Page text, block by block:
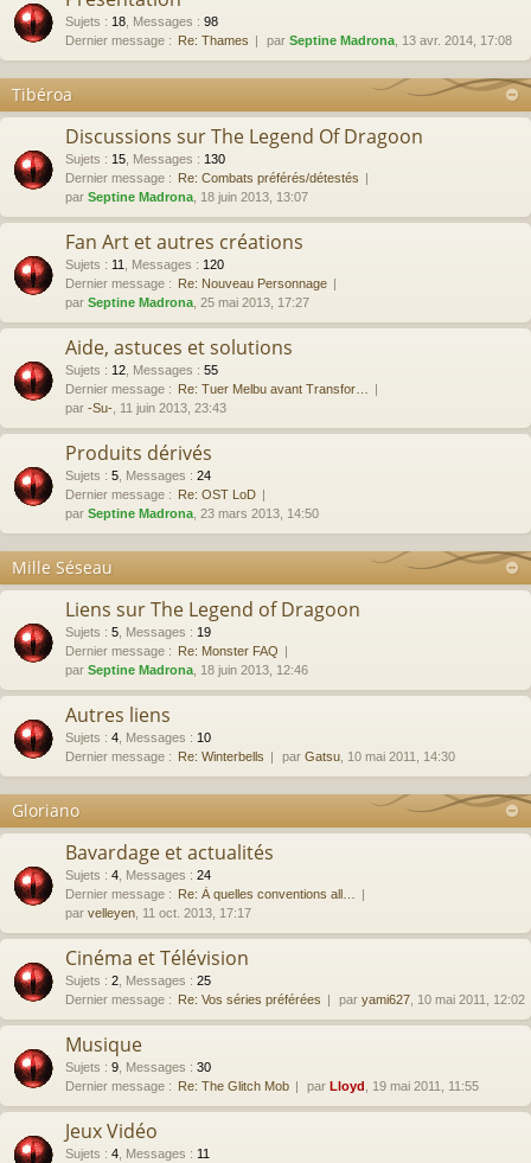
Sujets : 18 Messages : 98
Dernier message : Re: Thames par Septine Madrona , 13 avr. 2014, 17:08
Tibéroa
Discussions sur The Legend Of Dragoon
Sujets : 15 Messages : 130
Dernier message : Re: Combats préférés/détestés
par Septine Madrona , 18 juin 2013, 13:07
Fan Art et autres créations
Sujets : 11 Messages : 120
Dernier message : Re: Nouveau Personnage
par Septine Madrona , 25 mai 2013, 17:27
Aide, astuces et solutions
Sujets : 12 Messages : 55
Dernier message : Re: Tuer Melbu avant Transfor…
par -Su- , 11 juin 2013, 23:43
Produits dérivés
Sujets : 5 Messages : 24
Dernier message : Re: OST LoD
par Septine Madrona , 23 mars 2013, 14:50
Mille Séseau
Liens sur The Legend of Dragoon
Sujets : 5 Messages : 19
Dernier message : Re: Monster FAQ
par Septine Madrona , 18 juin 2013, 12:46
Autres liens
Sujets : 4 Messages : 10
Dernier message : Re: Winterbells par Gatsu , 10 mai 2011, 14:30
Gloriano
Bavardage et actualités
Sujets : 4 Messages : 24
Dernier message : Re: À quelles conventions all…
par velleyen , 11 oct. 2013, 17:17
Cinéma et Télévision
Sujets : 2 Messages : 25
Dernier message : Re: Vos séries préférées par yami627 , 10 mai 2011, 12:02
Musique
Sujets : 9 Messages : 30
Dernier message : Re: The Glitch Mob par Lloyd , 19 mai 2011, 11:55
Jeux Vidéo
Sujets : 4 Messages : 11